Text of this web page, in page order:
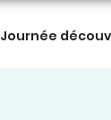
Journée